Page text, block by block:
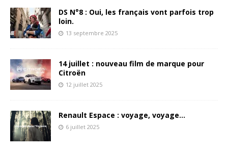
DS N°8 : Oui, les français vont parfois trop
loin.
13 septembre 2025
14 juillet : nouveau film de marque pour
Citroën
12 juillet 2025
Renault Espace : voyage, voyage…
6 juillet 2025